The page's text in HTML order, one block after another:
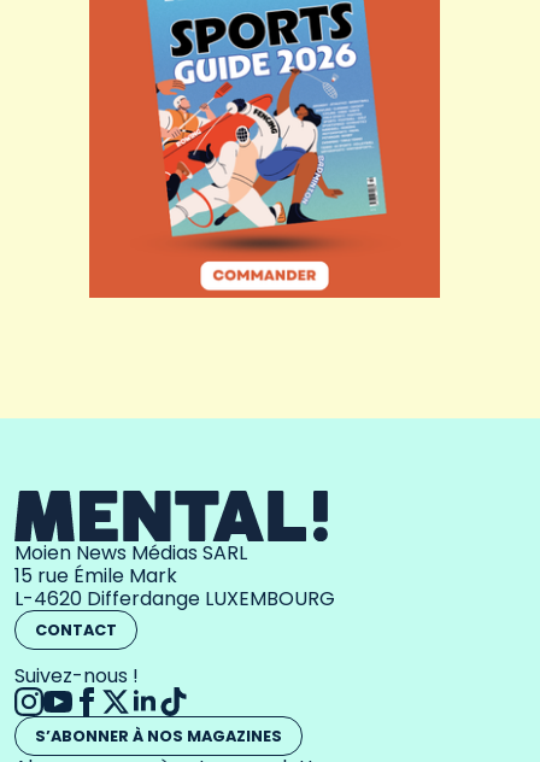
Moien News Médias SARL
15 rue Émile Mark
L-4620 Differdange LUXEMBOURG
CONTACT
Suivez-nous !
S’ABONNER À NOS MAGAZINES